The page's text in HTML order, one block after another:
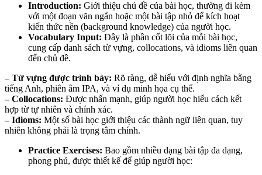
Introduction: Giới thiệu chủ đề của bài học, thường đi kèm
với một đoạn văn ngắn hoặc một bài tập nhỏ để kích hoạt
kiến thức nền (background knowledge) của người học.
Vocabulary Input: Đây là phần cốt lõi của mỗi bài học,
cung cấp danh sách từ vựng, collocations, và idioms liên quan
đến chủ đề.
– Từ vựng được trình bày: Rõ ràng, dễ hiểu với định nghĩa bằng
tiếng Anh, phiên âm IPA, và ví dụ minh họa cụ thể.
– Collocations: Được nhấn mạnh, giúp người học hiểu cách kết
hợp từ tự nhiên và chính xác.
– Idioms: Một số bài học giới thiệu các thành ngữ liên quan, tuy
nhiên không phải là trọng tâm chính.
Practice Exercises: Bao gồm nhiều dạng bài tập đa dạng,
phong phú, được thiết kế để giúp người học: